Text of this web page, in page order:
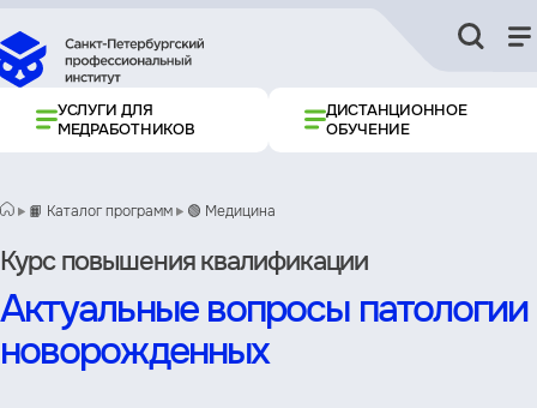
УСЛУГИ ДЛЯ
МЕДРАБОТНИКОВ
ДИСТАНЦИОННОЕ
ОБУЧЕНИЕ
📙 Каталог программ 🟢 Медицина
Курс повышения квалификации
Актуальные вопросы патологии
новорожденных